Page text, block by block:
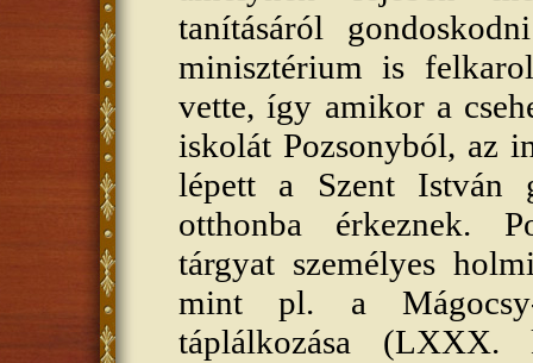
tanításáról
minisztérium is
vette, így amikor a
iskolát Pozsonyból, az
lépett a Szent István
otthonba érkeznek.
tárgyat személyes
mint pl. a
táplálkozása (LXXX.